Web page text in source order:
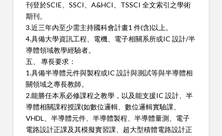
刊登於SCIE、SSCI、A&HCI、TSSCI 全文索引之學術
期刊。
3.近三年內至少需主持國科會計畫1 件(含)以上。
4.具備大學資訊工程、電機、電子相關系所或IC 設計/半
導體領域教學經驗者。
五、 專長要求：
1.具備半導體元件與製程或IC 設計與測試等與半導體相
關領域之專長教師。
2.能勝任本系必修課程之教學，以及能支援IC 設計、半
導體相關課程授課(如數位邏輯、數位邏輯實驗課、
VHDL、半導體元件、半導體製程、半導體量測、電子
電路設計正課及其模擬實習課、超大型積體電路設計正